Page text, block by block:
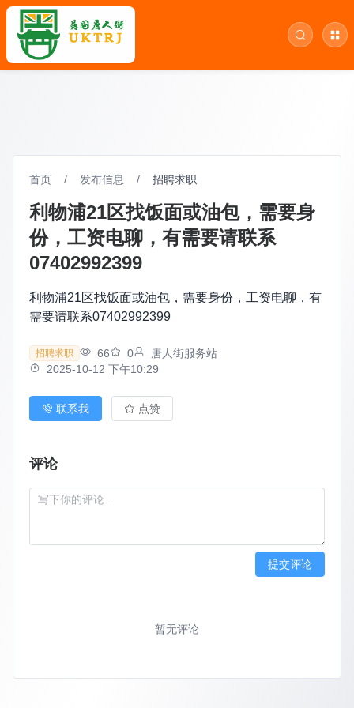
首页 / 发布信息 / 招聘求职
利物浦21区找饭面或油包，需要身
份，工资电聊，有需要请联系
07402992399
利物浦21区找饭面或油包，需要身份，工资电聊，有
需要请联系07402992399
招聘求职 66 0
唐人街服务站
2025-10-12 下午10:29
联系我 点赞
评论
提交评论
暂无评论